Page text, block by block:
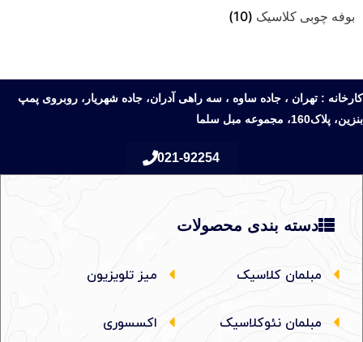
بوفه چوبی کلاسیک (10)
کارخانه : تهران ، جاده ساوه ، سه راهی آدران، جاده شهریار، روبروی پمپ
بنزین، پلاک160، مجموعه مبل سلما
021-92254
دسته بندی محصولات
مبلمان کلاسیک
مبلمان نئوکلاسیک
میز تلویزیون
اکسسوری